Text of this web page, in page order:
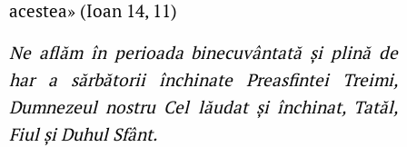
acestea» (Ioan 14, 11)
Ne aflăm în perioada binecuvântată și plină de
har a sărbătorii închinate Preasfintei Treimi,
Dumnezeul nostru Cel lăudat și închinat, Tatăl,
Fiul și Duhul Sfânt.